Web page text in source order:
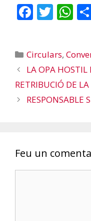
F
b
o
o
k
T
er
W
s
A
p
p
Categories
Circulars,
LA OPA HOSTIL
RETRIBUCIÓ DE
RESPONSABLE
Feu un